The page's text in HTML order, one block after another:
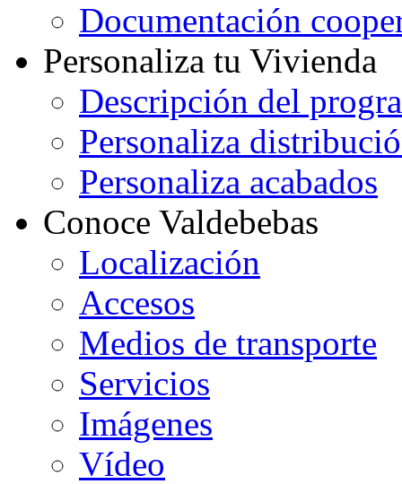
Documentación
Personaliza tu Vivienda
Descripción del
Personaliza
Personaliza acabados
Conoce Valdebebas
Localización
Accesos
Medios de transporte
Servicios
Imágenes
Vídeo